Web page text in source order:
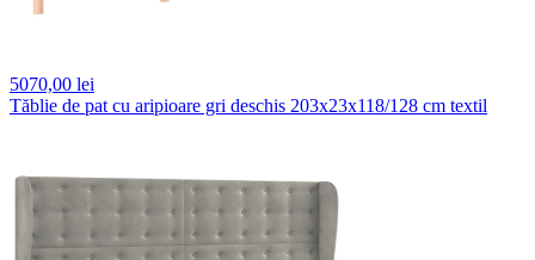
5070,00 lei
Tăblie de pat cu aripioare gri deschis 203x23x118/128 cm textil